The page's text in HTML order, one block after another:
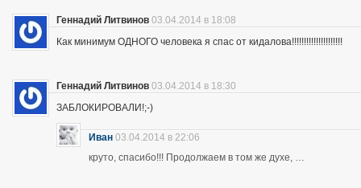
Геннадий Литвинов 03.04.2014 в 18:08
Как минимум ОДНОГО человека я спас от кидалова!!!!!!!!!!!!!!!!!!!!!
Геннадий Литвинов 03.04.2014 в 18:30
ЗАБЛОКИРОВАЛИ!;-)
Иван 03.04.2014 в 22:06
круто, спасибо!!! Продолжаем в том же духе, …